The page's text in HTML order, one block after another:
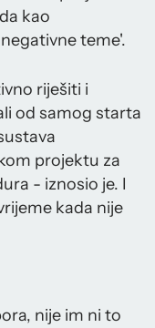
kao
teme'.
riješiti i
od samog starta
projektu za
- iznosio je. I
kada nije
nije im ni to